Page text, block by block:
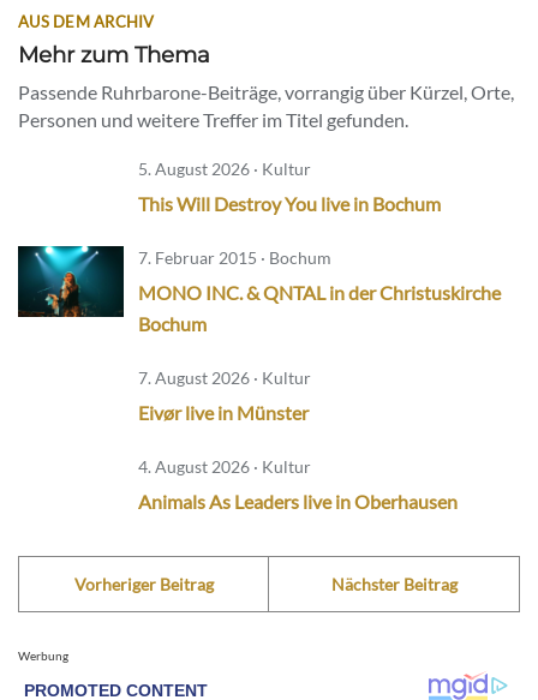
AUS DEM ARCHIV
Mehr zum Thema
Passende Ruhrbarone-Beiträge, vorrangig über Kürzel, Orte,
Personen und weitere Treffer im Titel gefunden.
5. August 2026 · Kultur
This Will Destroy You live in Bochum
7. Februar 2015 · Bochum
MONO INC. & QNTAL in der Christuskirche
Bochum
7. August 2026 · Kultur
Eivør live in Münster
4. August 2026 · Kultur
Animals As Leaders live in Oberhausen
Vorheriger Beitrag Nächster Beitrag
Werbung